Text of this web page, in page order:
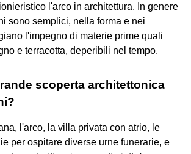
l'arco in architettura. In genere
sono semplici, nella forma e nei
l'impegno di materie prime quali
e terracotta, deperibili nel tempo.
scoperta architettonica
l'arco, la villa privata con atrio, le
per ospitare diverse urne funerarie, e